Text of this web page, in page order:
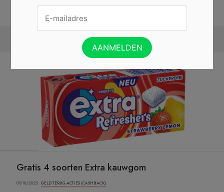
REGEL DE TERUGBETALING VAN JE CAMPINA BOWL »
Gratis 4 soorten Extra kauwgom
07/10/2025 ·GELD TERUG ACTIES (CASHBACK)